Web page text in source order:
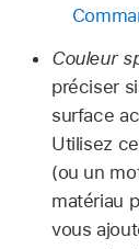
Couleur
préciser
surface
Utilisez
(ou un
matériau
vous